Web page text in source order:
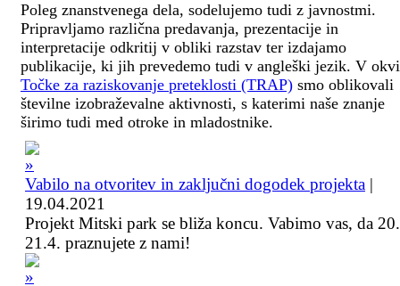
Poleg znanstvenega dela, sodelujemo tudi z javnostmi.
Pripravljamo različna predavanja, prezentacije in
interpretacije odkritij v obliki razstav ter izdajamo
publikacije, ki jih prevedemo tudi v angleški jezik. V
Točke za raziskovanje preteklosti (TRAP) smo oblikovali
številne izobraževalne aktivnosti, s katerimi naše znanje
širimo tudi med otroke in mladostnike.
Vabilo na otvoritev in zaključni dogodek projekta |
19.04.2021
Projekt Mitski park se bliža koncu. Vabimo vas, da
21.4. praznujete z nami!